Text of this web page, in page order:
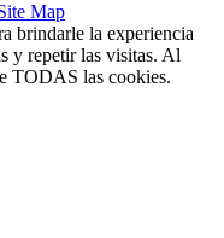
Map
brindarle la experiencia
y repetir las visitas. Al
TODAS las cookies.